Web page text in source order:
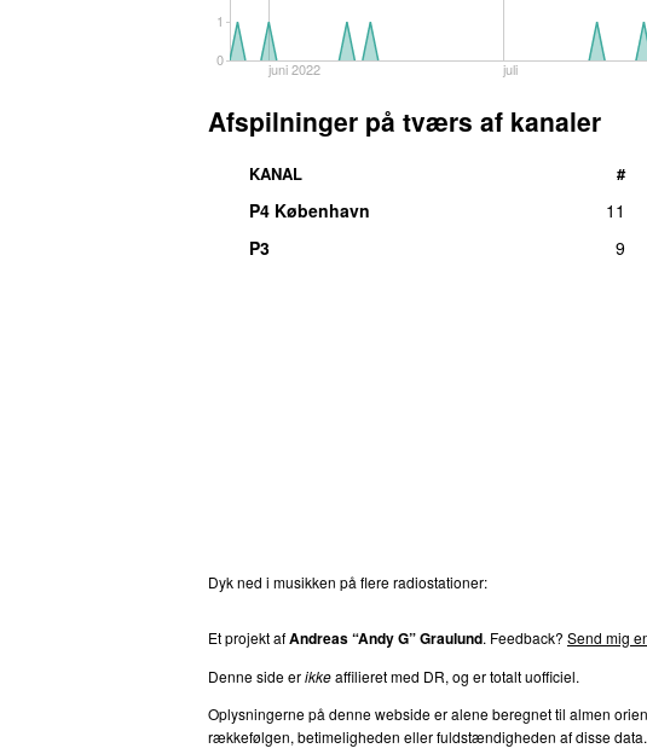
juni 2022 juli
0
1
Afspilninger på tværs af kanaler
KANAL #
P4 København
11
P3
9
Dyk ned i musikken på flere radiostationer:
Et projekt afAndreas “Andy G” Graulund. Feedback? Send mig
Denne side erikkeaffilieret med DR, og er totalt uofficiel.
Oplysningerne på denne webside er alene beregnet til almen
rækkefølgen, betimeligheden eller fuldstændigheden af disse